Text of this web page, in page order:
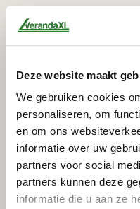
Deze website maakt
We gebruiken cookies
personaliseren, om
en om ons
informatie over uw
partners voor social
partners kunnen deze
informatie die u aan ze